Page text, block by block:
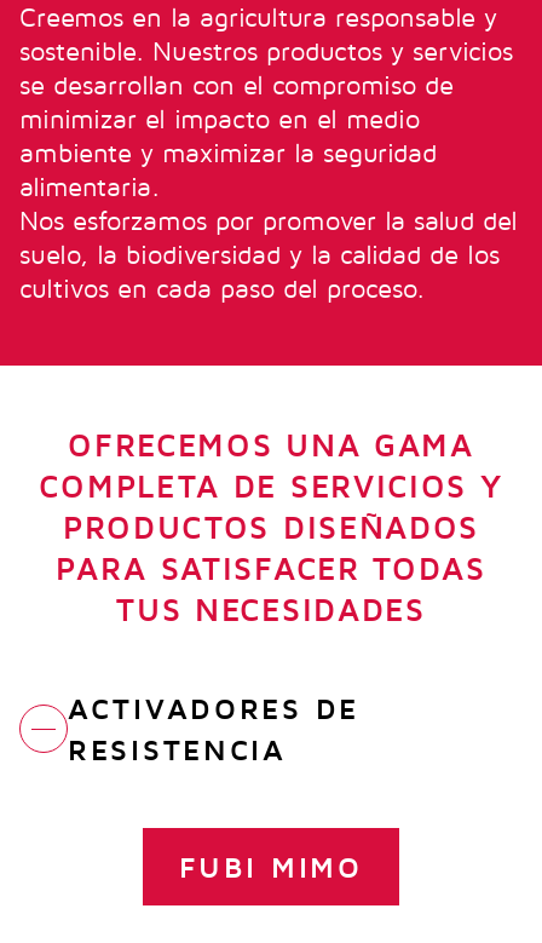
Creemos en la agricultura responsable y
sostenible. Nuestros productos y servicios
se desarrollan con el compromiso de
minimizar el impacto en el medio
ambiente y maximizar la seguridad
alimentaria.
Nos esforzamos por promover la salud del
suelo, la biodiversidad y la calidad de los
cultivos en cada paso del proceso.
OFRECEMOS UNA GAMA
COMPLETA DE SERVICIOS Y
PRODUCTOS DISEÑADOS
PARA SATISFACER TODAS
TUS NECESIDADES
ACTIVADORES DE
RESISTENCIA
FUBI MIMO